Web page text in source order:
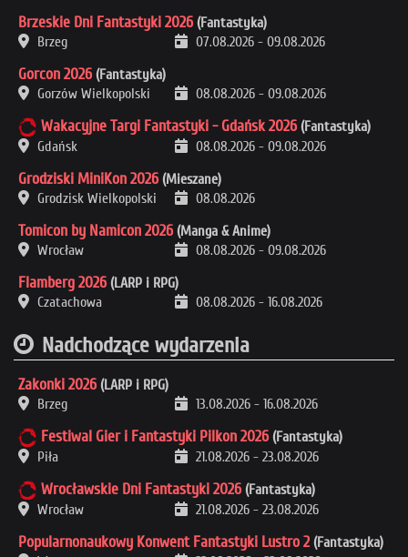
Brzeskie Dni Fantastyki 2026 (Fantastyka)
Brzeg
07.08.2026 - 09.08.2026
Gorcon 2026 (Fantastyka)
Gorzów Wielkopolski
08.08.2026 - 09.08.2026
Wakacyjne Targi Fantastyki - Gdańsk 2026 (Fantastyka)
Gdańsk
08.08.2026 - 09.08.2026
Grodziski MiniKon 2026 (Mieszane)
Grodzisk Wielkopolski
08.08.2026
Tomicon by Namicon 2026 (Manga & Anime)
Wrocław
08.08.2026 - 09.08.2026
Flamberg 2026 (LARP i RPG)
Czatachowa
08.08.2026 - 16.08.2026
Nadchodzące wydarzenia
Zakonki 2026 (LARP i RPG)
Brzeg
13.08.2026 - 16.08.2026
Festiwal Gier i Fantastyki Pilkon 2026 (Fantastyka)
Piła
21.08.2026 - 23.08.2026
Wrocławskie Dni Fantastyki 2026 (Fantastyka)
Wrocław
21.08.2026 - 23.08.2026
Popularnonaukowy Konwent Fantastyki Lustro 2 (Fantastyka)